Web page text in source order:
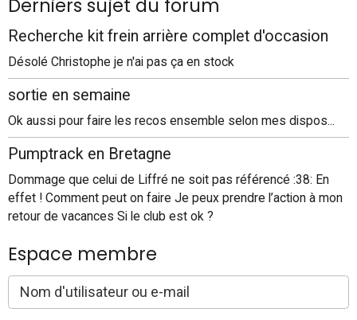
Derniers sujet du forum
Recherche kit frein arrière complet d'occasion
Désolé Christophe je n'ai pas ça en stock
sortie en semaine
Ok aussi pour faire les recos ensemble selon mes dispos...
Pumptrack en Bretagne
Dommage que celui de Liffré ne soit pas référencé :38: En
effet ! Comment peut on faire Je peux prendre l’action à mon
retour de vacances Si le club est ok ?
Espace membre